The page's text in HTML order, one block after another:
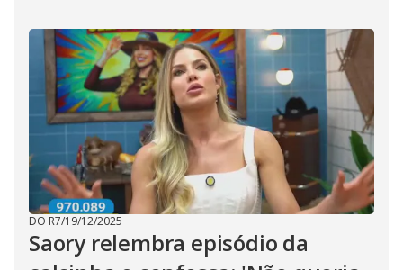
DO R7/19/12/2025
Saory relembra episódio da